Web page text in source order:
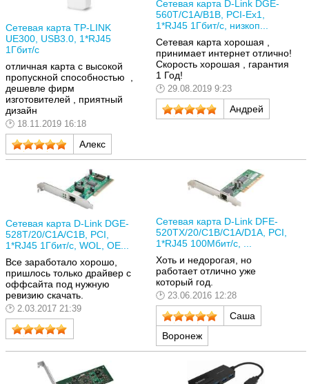
Сетевая карта TP-LINK
UE300, USB3.0, 1*RJ45
1Гбит/с
отличная карта с высокой
пропускной способностью ,
дешевле фирм
изготовителей , приятный
дизайн
18.11.2019 16:18
Алекс
Сетевая карта D-Link DGE-
560T/C1A/B1B, PCI-Ex1,
1*RJ45 1Гбит/с, низкоп...
Сетевая карта хорошая ,
принимает интернет отлично!
Скорость хорошая , гарантия
1 Год!
29.08.2019 9:23
Андрей
Сетевая карта D-Link DGE-
528T/20/C1A/C1B, PCI,
1*RJ45 1Гбит/с, WOL, OE...
Все заработало хорошо,
пришлось только драйвер с
оффсайта под нужную
ревизию скачать.
2.03.2017 21:39
Сетевая карта D-Link DFE-
520TX/20/C1B/C1A/D1A, PCI,
1*RJ45 100Мбит/с, ...
Хоть и недорогая, но
работает отлично уже
который год.
23.06.2016 12:28
Саша
Воронеж